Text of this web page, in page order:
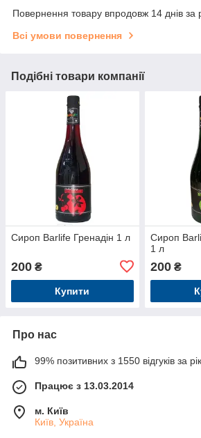
Повернення товару впродовж 14 днів за
Всі умови повернення
Подібні товари компанії
Сироп Barlife Гренадін 1 л
200 ₴
Купити
Сироп
1 л
200₴
Про нас
99% позитивних з 1550 відгуків за рік
Працює з 13.03.2014
м. Київ
Київ, Україна